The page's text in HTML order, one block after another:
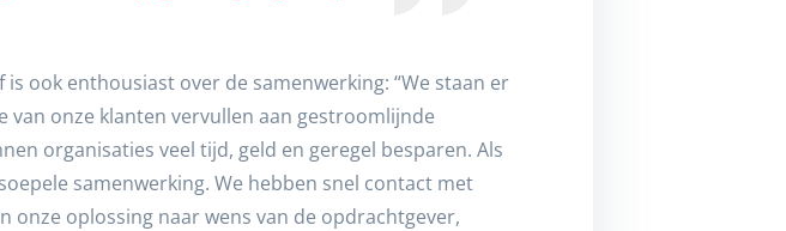
is ook enthousiast over de samenwerking: “We staan er
van onze klanten vervullen aan gestroomlijnde
organisaties veel tijd, geld en geregel besparen. Als
samenwerking. We hebben snel contact met
onze oplossing naar wens van de opdrachtgever,